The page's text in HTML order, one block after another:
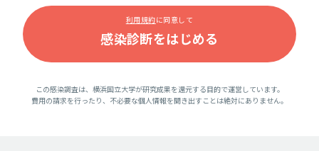
利用規約に同意して
この感染調査は、横浜国立大学が研究成果を還元する目的で運営しています。
費用の請求を行ったり、不必要な個人情報を聞き出すことは絶対にありません。